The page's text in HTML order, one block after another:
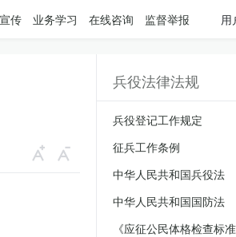
传 业务学习 在线咨询 监督举报 用
兵役法律法规
兵役登记工作规定
征兵工作条例
中华人民共和国兵役法
中华人民共和国国防法
《应征公民体格检查标